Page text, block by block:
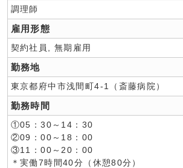
調理師
雇用形態
契約社員, 無期雇用
勤務地
東京都府中市浅間町4-1（斎藤病院）
勤務時間
①05：30～14：30
②09：00～18：00
③11：00～20：00
＊実働7時間40分（休憩80分）